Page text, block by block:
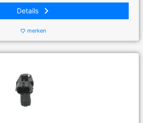
Details keyboard_arrow_right
favorite_border merken